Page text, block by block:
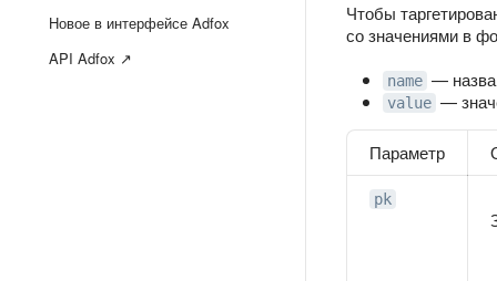
Новое в интерфейсе Adfox
API Adfox ↗
Чтобы
со значениями в
name —
value —
Параметр
pk